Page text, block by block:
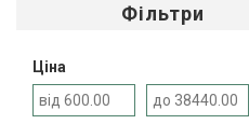
Фільтри
Ціна